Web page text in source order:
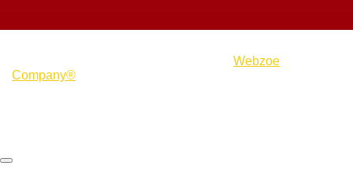
Webzoe
Company®️